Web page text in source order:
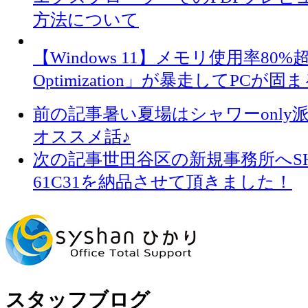
方法について
【Windows 11】メモリ使用率80%
Optimization」が暴走してPCが固
前の記事暑い夏場はシャワーonly
オススメ話♪
次の記事世田谷区の新規事務所へ
61C31を納品させて頂きました！
スタッフブログ